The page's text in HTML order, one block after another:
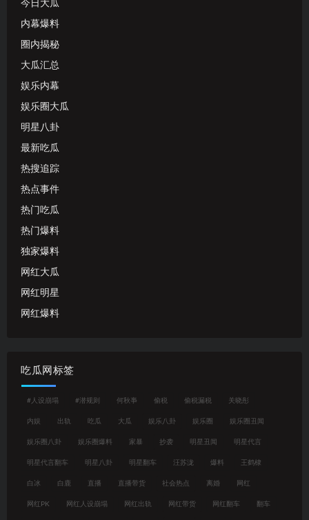
今日大瓜
内幕爆料
圈内揭秘
大瓜汇总
娱乐内幕
娱乐圈大瓜
明星八卦
最新吃瓜
热搜追踪
热点事件
热门吃瓜
热门爆料
独家爆料
网红大瓜
网红明星
网红爆料
吃瓜网标签
#人设崩塌 #潜规则 何秋亊 偷税 偷税漏税 关晓彤
内娱 出轨 吃瓜 大瓜 娱乐八卦 娱乐圈 娱乐圈丑闻
娱乐圈八卦 娱乐圈爆料 家暴 抄袭 明星丑闻 明星代言
明星代言翻车 明星八卦 明星翻车 汪苏泷 爆料 王鹤棣
白冰 白鹿 直播 直播带货 社会热点 离婚 网红
网红PK 网红人设崩塌 网红出轨 网红带货 网红翻车 翻车